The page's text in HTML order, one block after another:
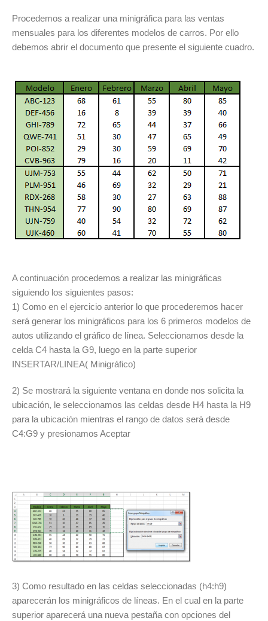
Procedemos a realizar una minigráfica para las ventas
mensuales para los diferentes modelos de carros. Por ello
debemos abrir el documento que presente el siguiente cuadro.
A continuación procedemos a realizar las minigráficas
siguiendo los siguientes pasos:
1) Como en el ejercicio anterior lo que procederemos hacer
será generar los minigráficos para los 6 primeros modelos de
autos utilizando el gráfico de línea. Seleccionamos desde la
celda C4 hasta la G9, luego en la parte superior
INSERTAR/LINEA( Minigráfico)
2) Se mostrará la siguiente ventana en donde nos solicita la
ubicación, le seleccionamos las celdas desde H4 hasta la H9
para la ubicación mientras el rango de datos será desde
C4:G9 y presionamos Aceptar
3) Como resultado en las celdas seleccionadas (h4:h9)
aparecerán los minigráficos de líneas. En el cual en la parte
superior aparecerá una nueva pestaña con opciones del